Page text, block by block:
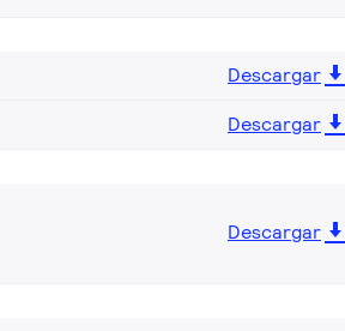
Descargar
Descargar
Descargar